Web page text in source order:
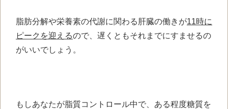
脂肪分解や栄養素の代謝に関わる肝臓の働きが11時に
ピークを迎えるので、遅くともそれまでにすませるの
がいいでしょう。
もしあなたが脂質コントロール中で、ある程度糖質を